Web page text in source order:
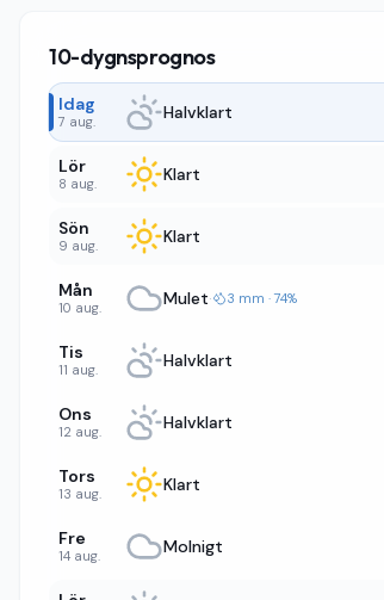
10-dygnsprognos
Idag
7 aug. Halvklart
Lör
8 aug. Klart
Sön
9 aug. Klart
Mån
10 aug. Mulet· 3 mm · 74%
Tis
11 aug. Halvklart
Ons
12 aug. Halvklart
Tors
13 aug. Klart
Fre
14 aug. Molnigt